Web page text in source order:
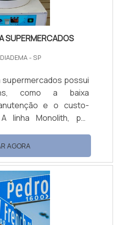
SUPERMERCADOS
- SP
supermercados possui
como a baixa
e o custo-
linha Monolith, por
e entre os
Pumma, Monolith
MMA, monolith
e uma diversidade de
do material O
monolítico pode ser
Estética diferenciada;
AGORA